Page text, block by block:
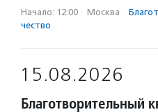
Начало: 12:00 · Москва ·
чест­во
15.08.2026
Благотворительный